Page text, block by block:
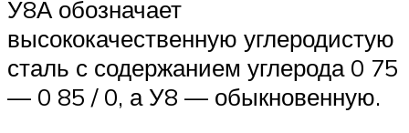
У8А обозначает
высококачественную углеродистую
сталь с содержанием углерода 0 75
— 0 85 / 0, а У8 — обыкновенную.